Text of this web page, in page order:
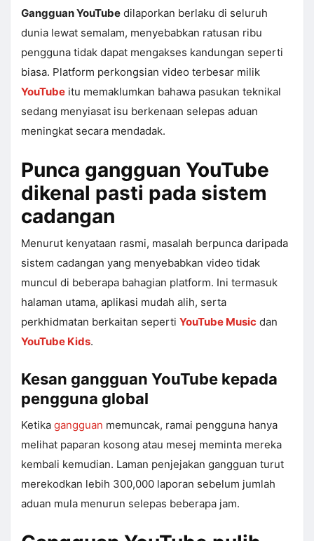
Gangguan YouTube dilaporkan berlaku di seluruh
dunia lewat semalam, menyebabkan ratusan ribu
pengguna tidak dapat mengakses kandungan seperti
biasa. Platform perkongsian video terbesar milik
YouTube itu memaklumkan bahawa pasukan teknikal
sedang menyiasat isu berkenaan selepas aduan
meningkat secara mendadak.
Punca gangguan YouTube
dikenal pasti pada sistem
cadangan
Menurut kenyataan rasmi, masalah berpunca daripada
sistem cadangan yang menyebabkan video tidak
muncul di beberapa bahagian platform. Ini termasuk
halaman utama, aplikasi mudah alih, serta
perkhidmatan berkaitan seperti YouTube Music dan
YouTube Kids.
Kesan gangguan YouTube kepada
pengguna global
Ketika gangguan memuncak, ramai pengguna hanya
melihat paparan kosong atau mesej meminta mereka
kembali kemudian. Laman penjejakan gangguan turut
merekodkan lebih 300,000 laporan sebelum jumlah
aduan mula menurun selepas beberapa jam.